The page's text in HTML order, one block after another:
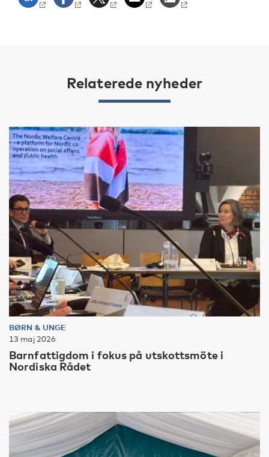
Relaterede nyheder
BØRN & UNGE
13 maj 2026
Barnfattigdom i fokus på utskottsmöte i
Nordiska Rådet